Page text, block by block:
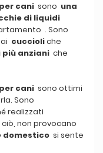
cani sono una
di liquidi
. Sono
cuccioliche
più anziani che
cani sono ottimi
Sono
realizzati
ciò, non provocano
domestico si sente